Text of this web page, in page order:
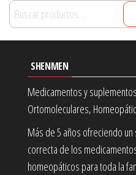
Buscar
por:
SHENMEN
Medicamentos y
Ortomoleculares,
Más de 5 años ofreciendo
correcta de los
homeopáticos para toda la